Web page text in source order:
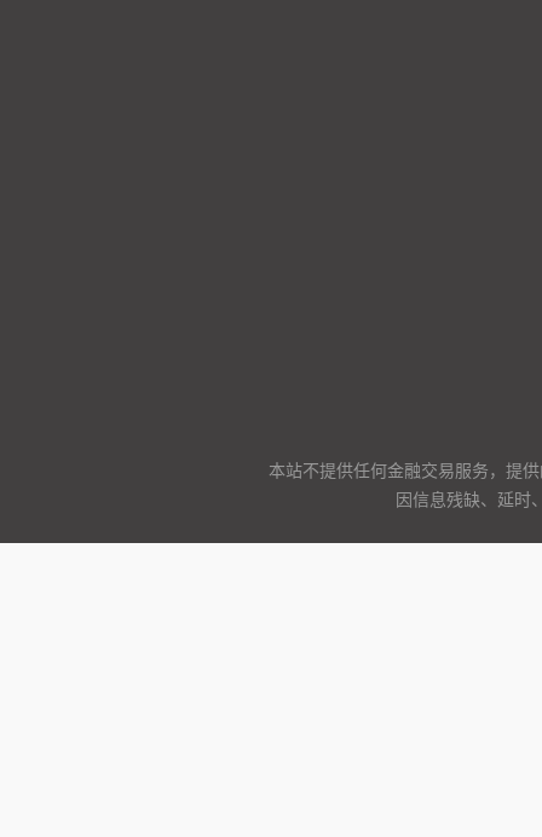
本站不提供任何金融交易服务，提
因信息残缺、延时